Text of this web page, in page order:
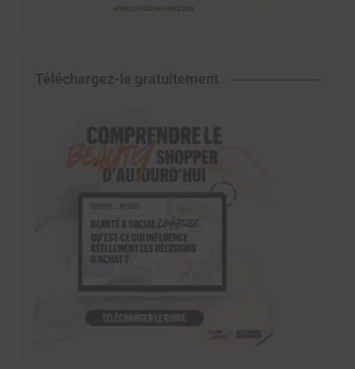
Téléchargez-le gratuitement